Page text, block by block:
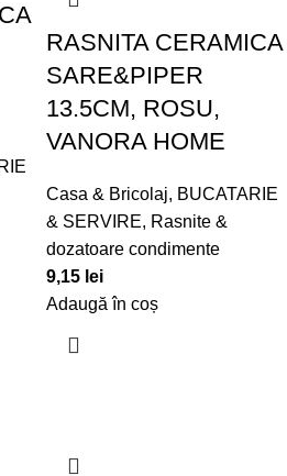
RASNITA CERAMICA
SARE&PIPER
13.5CM, ROSU,
VANORA HOME
Casa & Bricolaj, BUCATARIE
& SERVIRE, Rasnite &
dozatoare condimente
9,15 lei
Adaugă în coș